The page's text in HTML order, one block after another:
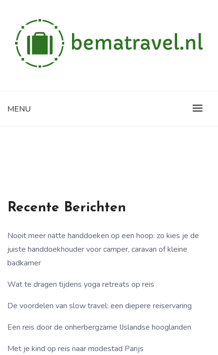
content
MENU
Recente Berichten
Nooit meer natte handdoeken op een hoop: zo kies je de
juiste handdoekhouder voor camper, caravan of kleine
badkamer
Wat te dragen tijdens yoga retreats op reis
De voordelen van slow travel: een diepere reiservaring
Een reis door de onherbergzame IJslandse hooglanden
Met je kind op reis naar modestad Parijs